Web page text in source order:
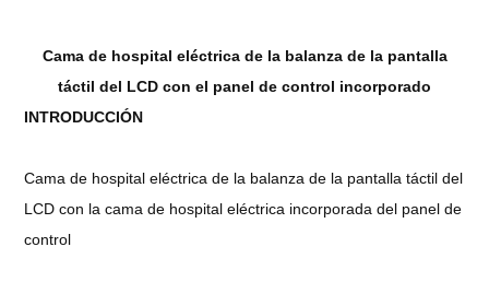
Cama de hospital eléctrica de la balanza de la pantalla
táctil del LCD con el panel de control incorporado
INTRODUCCIÓN
Cama de hospital eléctrica de la balanza de la pantalla táctil del
LCD con la cama de hospital eléctrica incorporada del panel de
control